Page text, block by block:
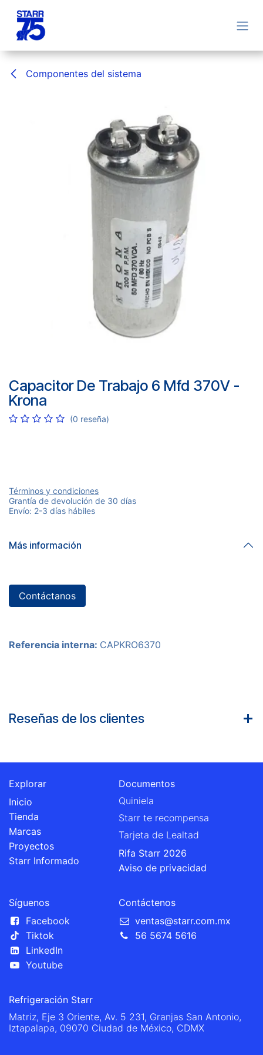
Componentes del sistema
Capacitor De Trabajo 6 Mfd 370V -
Krona
(0 reseña)
Términos y condiciones
Grantía de devolución de 30 días
Envío: 2-3 días hábiles
Más información
Contáctanos
Referencia interna: CAPKRO6370
Reseñas de los clientes
Explorar
Inicio
Tienda
Marcas
Proyectos
Starr Informado
Documentos
Quiniela
Starr te recompensa
Tarjeta de Lealtad
Rifa Starr 2026
Aviso de privacidad
Síguenos
Facebook
Tiktok
LinkedIn
Youtube
Contáctenos
ventas@starr.com.mx
56 5674 5616
Refrigeración Starr
Matriz, Eje 3 Oriente, Av. 5 231, Granjas San Antonio,
Iztapalapa, 09070 Ciudad de México, CDMX